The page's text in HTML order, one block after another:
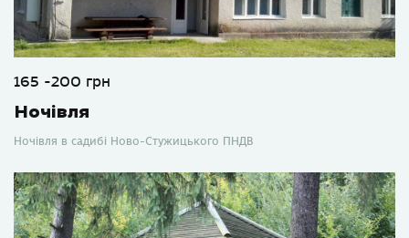
165 -200 грн
Ночівля
Ночівля в садибі Ново-Стужицького ПНДВ